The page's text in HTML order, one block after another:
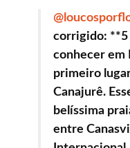
corrigido: **5
conhecer em
primeiro
Canajurê.
belíssima
entre